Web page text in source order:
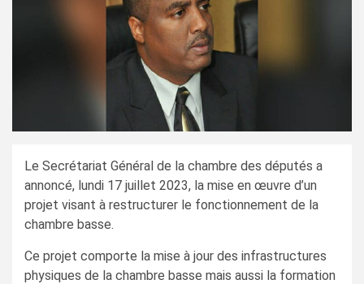
Le Secrétariat Général de la chambre des députés a
annoncé, lundi 17 juillet 2023, la mise en œuvre d’un
projet visant à restructurer le fonctionnement de la
chambre basse.
Ce projet comporte la mise à jour des infrastructures
physiques de la chambre basse mais aussi la formation